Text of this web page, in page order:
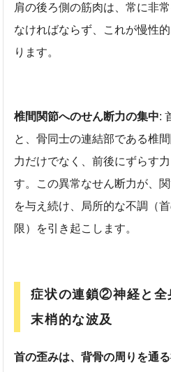
肩の後ろ側の筋肉は、常に非
なければならず、これが慢性
ります。
椎間関節へのせん断力の集中:
と、骨同士の連結部である椎
力だけでなく、前後にずらす
す。この異常なせん断力が、
を与え続け、局所的な不調（
限）を引き起こします。
症状の連鎖②神経と全
末梢的な波及
首の歪みは、背骨の周りを通